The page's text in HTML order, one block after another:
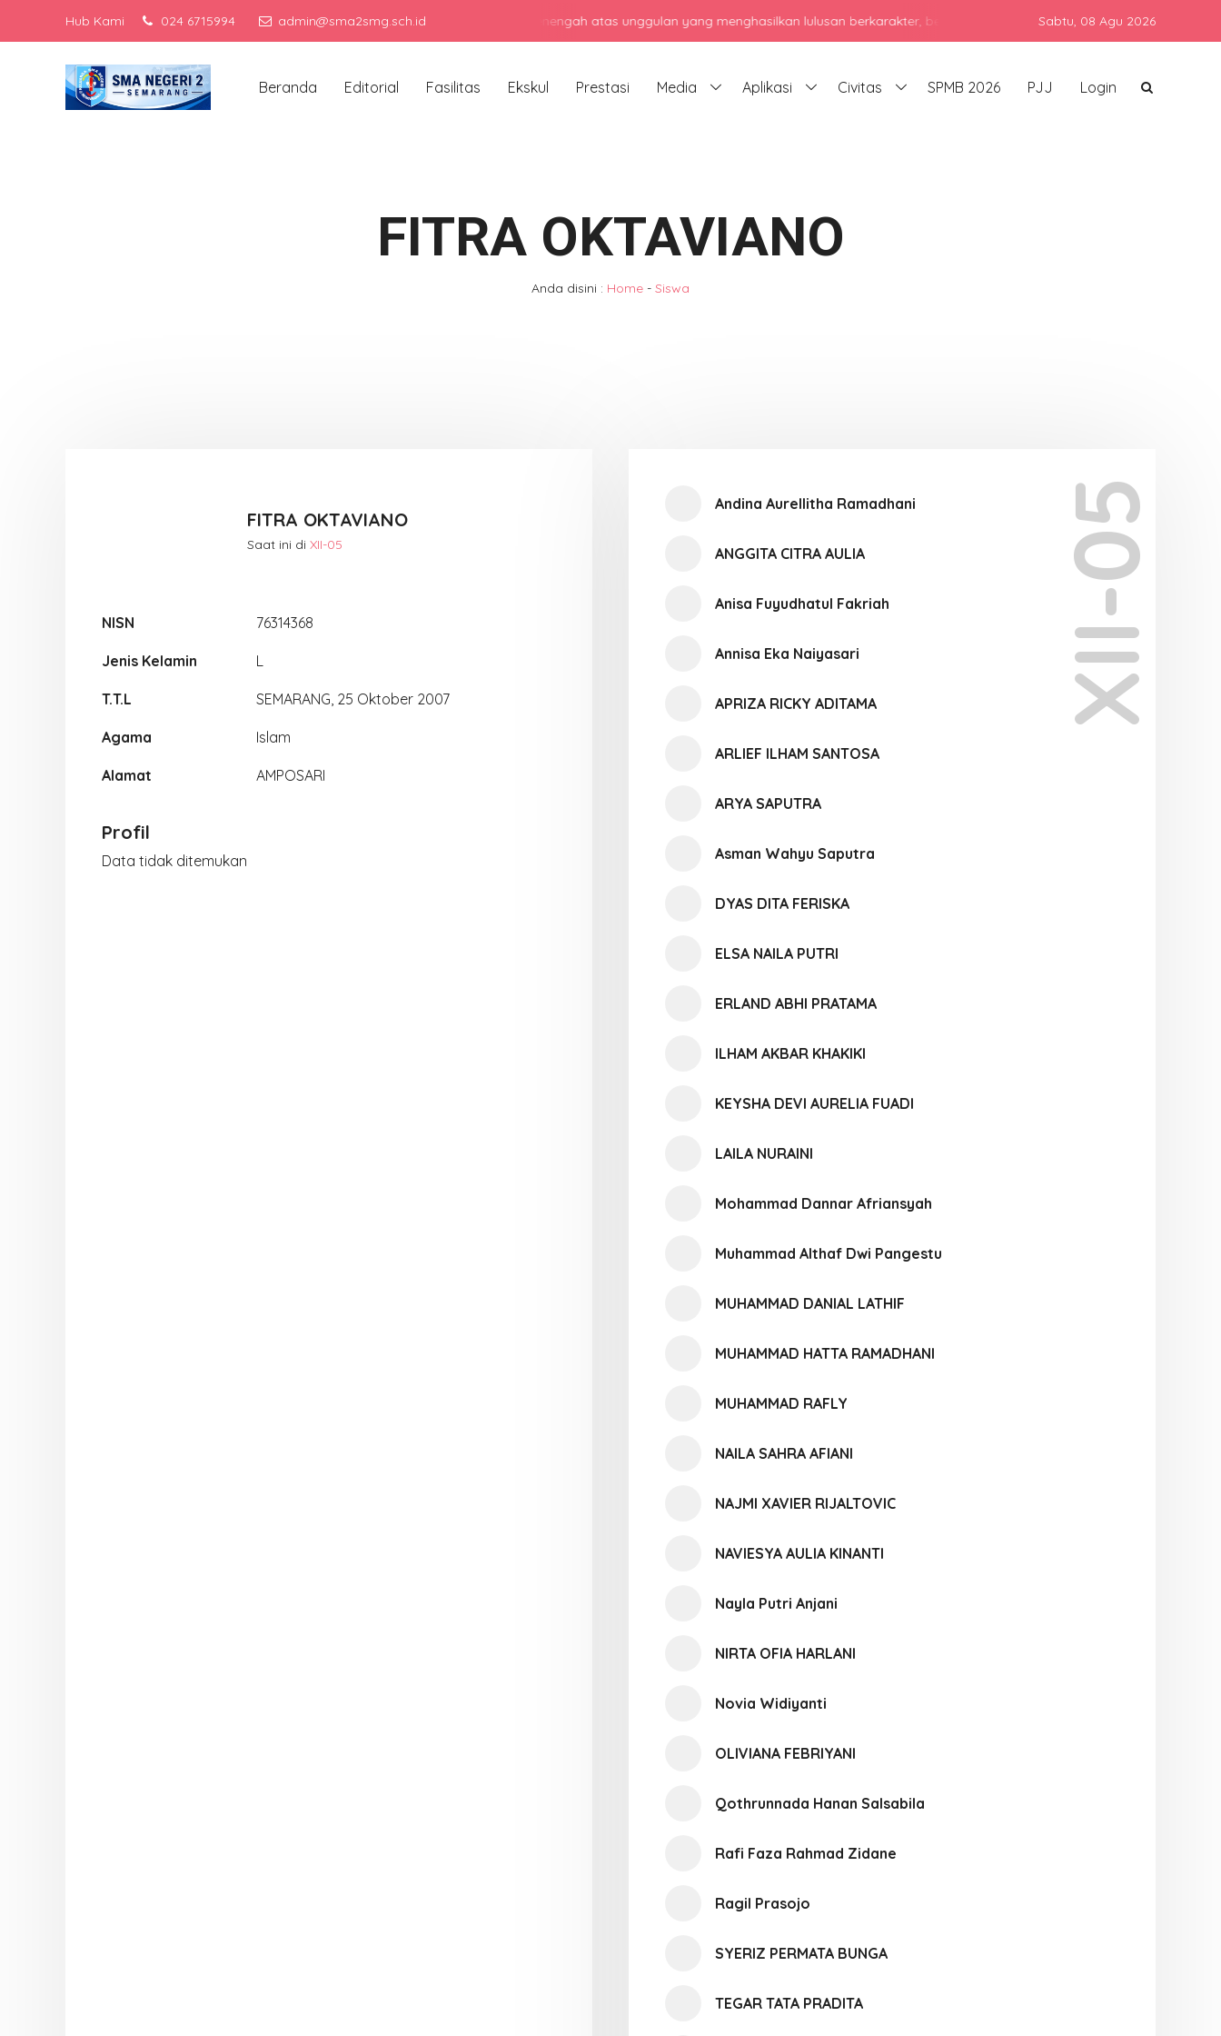
Hub Kami 024 6715994 admin@sma2smg.sch.idMenjadi sekolah menengah atas unggulan yang menghasilkan lulusan berkarakter, berprestasi, dan siap bersaing di era global dengan
Sabtu, 08 Agu 2026
Beranda Editorial Fasilitas Ekskul Prestasi Media Aplikasi Civitas SPMB 2026 PJJ Login
FITRA OKTAVIANO
Anda disini : Home - Siswa
FITRA OKTAVIANO
Saat ini di XII-05
NISN 76314368
Jenis Kelamin L
T.T.L SEMARANG, 25 Oktober 2007
Agama Islam
Alamat AMPOSARI
Profil
Data tidak ditemukan
XII-05
Andina Aurellitha Ramadhani
ANGGITA CITRA AULIA
Anisa Fuyudhatul Fakriah
Annisa Eka Naiyasari
APRIZA RICKY ADITAMA
ARLIEF ILHAM SANTOSA
ARYA SAPUTRA
Asman Wahyu Saputra
DYAS DITA FERISKA
ELSA NAILA PUTRI
ERLAND ABHI PRATAMA
ILHAM AKBAR KHAKIKI
KEYSHA DEVI AURELIA FUADI
LAILA NURAINI
Mohammad Dannar Afriansyah
Muhammad Althaf Dwi Pangestu
MUHAMMAD DANIAL LATHIF
MUHAMMAD HATTA RAMADHANI
MUHAMMAD RAFLY
NAILA SAHRA AFIANI
NAJMI XAVIER RIJALTOVIC
NAVIESYA AULIA KINANTI
Nayla Putri Anjani
NIRTA OFIA HARLANI
Novia Widiyanti
OLIVIANA FEBRIYANI
Qothrunnada Hanan Salsabila
Rafi Faza Rahmad Zidane
Ragil Prasojo
SYERIZ PERMATA BUNGA
TEGAR TATA PRADITA